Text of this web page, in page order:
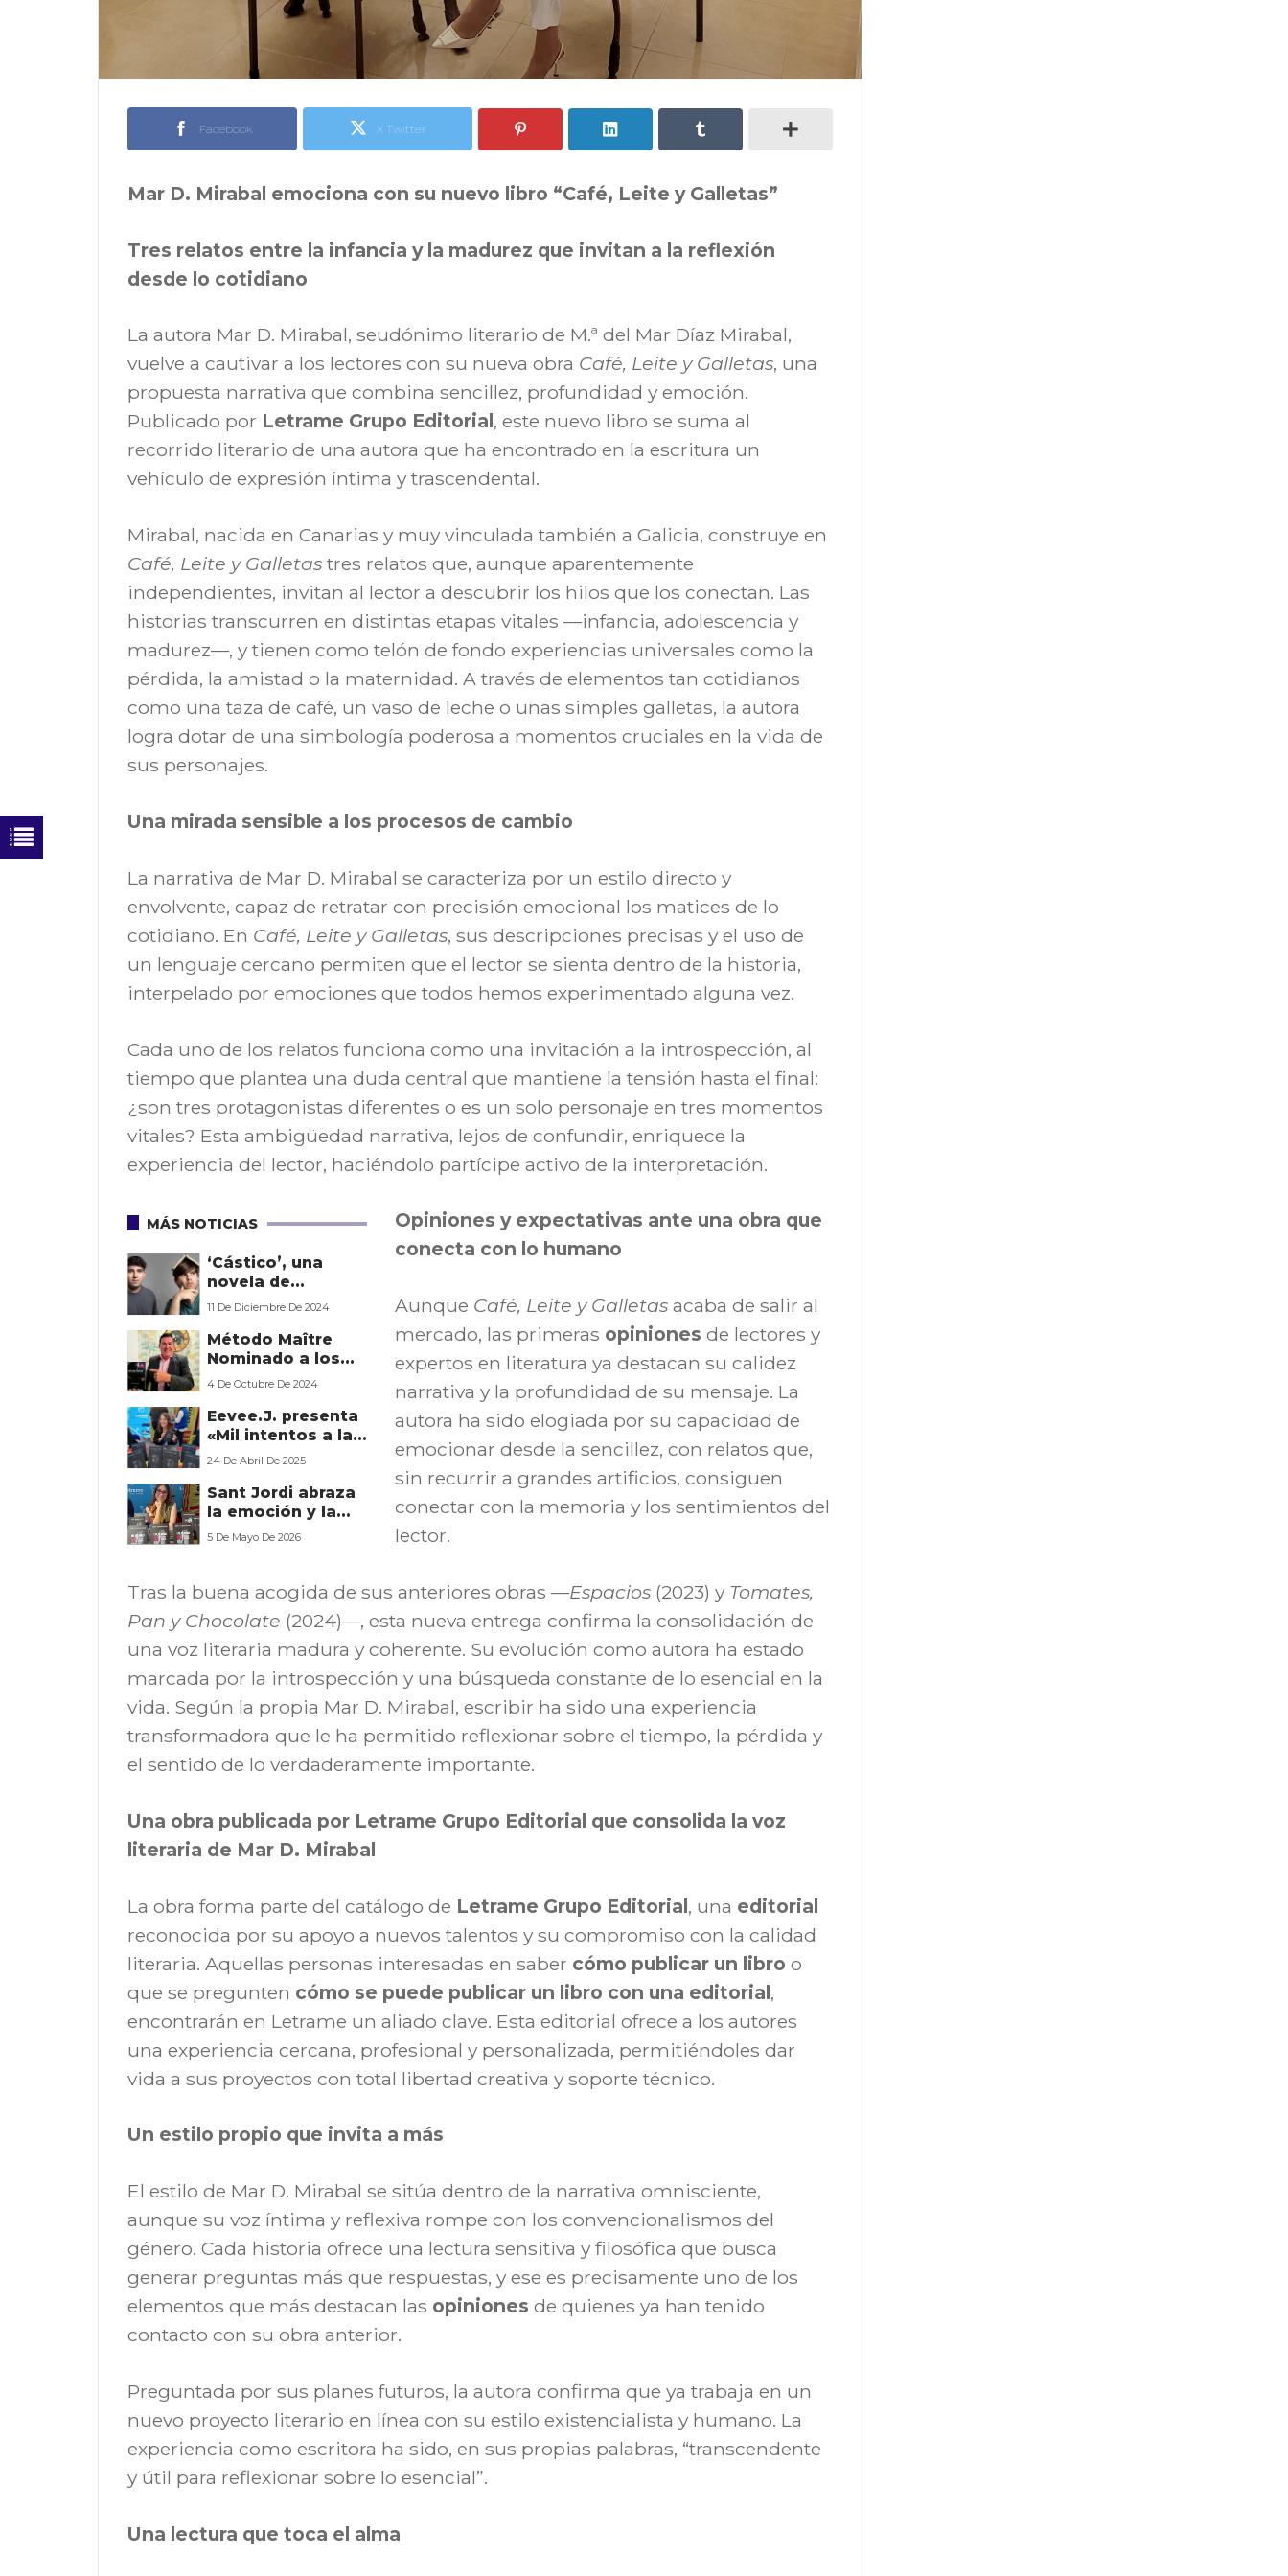
Facebook X Twitter
Mar D. Mirabal emociona con su nuevo libro “Café, Leite y Galletas”
Tres relatos entre la infancia y la madurez que invitan a la reflexión
desde lo cotidiano
La autora Mar D. Mirabal, seudónimo literario de M.ª del Mar Díaz Mirabal,
vuelve a cautivar a los lectores con su nueva obra Café, Leite y Galletas, una
propuesta narrativa que combina sencillez, profundidad y emoción.
Publicado por Letrame Grupo Editorial, este nuevo libro se suma al
recorrido literario de una autora que ha encontrado en la escritura un
vehículo de expresión íntima y trascendental.
Mirabal, nacida en Canarias y muy vinculada también a Galicia, construye en
Café, Leite y Galletas tres relatos que, aunque aparentemente
independientes, invitan al lector a descubrir los hilos que los conectan. Las
historias transcurren en distintas etapas vitales —infancia, adolescencia y
madurez—, y tienen como telón de fondo experiencias universales como la
pérdida, la amistad o la maternidad. A través de elementos tan cotidianos
como una taza de café, un vaso de leche o unas simples galletas, la autora
logra dotar de una simbología poderosa a momentos cruciales en la vida de
sus personajes.
Una mirada sensible a los procesos de cambio
La narrativa de Mar D. Mirabal se caracteriza por un estilo directo y
envolvente, capaz de retratar con precisión emocional los matices de lo
cotidiano. En Café, Leite y Galletas, sus descripciones precisas y el uso de
un lenguaje cercano permiten que el lector se sienta dentro de la historia,
interpelado por emociones que todos hemos experimentado alguna vez.
Cada uno de los relatos funciona como una invitación a la introspección, al
tiempo que plantea una duda central que mantiene la tensión hasta el final:
¿son tres protagonistas diferentes o es un solo personaje en tres momentos
vitales? Esta ambigüedad narrativa, lejos de confundir, enriquece la
experiencia del lector, haciéndolo partícipe activo de la interpretación.
MÁS NOTICIAS
‘Cástico’, una
novela de
suspense que
primera página
11 De Diciembre De 2024
Método Maître
Nominado a los
Gourmand World
4 De Octubre De 2024
Eevee.J. presenta
«Mil intentos a la
vida» en Sant
Editorial Letrame
24 De Abril De 2025
Sant Jordi abraza
la emoción y la
introspección:
palabras NO se las
lleva el viento”
5 De Mayo De 2026
Opiniones y expectativas ante una obra que
conecta con lo humano
Aunque Café, Leite y Galletasacaba de salir al
mercado, las primeras opiniones de lectores y
expertos en literatura ya destacan su calidez
narrativa y la profundidad de su mensaje. La
autora ha sido elogiada por su capacidad de
emocionar desde la sencillez, con relatos que,
sin recurrir a grandes artificios, consiguen
conectar con la memoria y los sentimientos del
lector.
Tras la buena acogida de sus anteriores obras —Espacios (2023) y Tomates,
Pan y Chocolate (2024)—, esta nueva entrega confirma la consolidación de
una voz literaria madura y coherente. Su evolución como autora ha estado
marcada por la introspección y una búsqueda constante de lo esencial en la
vida. Según la propia Mar D. Mirabal, escribir ha sido una experiencia
transformadora que le ha permitido reflexionar sobre el tiempo, la pérdida y
el sentido de lo verdaderamente importante.
Una obra publicada por Letrame Grupo Editorial que consolida la voz
literaria de Mar D. Mirabal
La obra forma parte del catálogo de Letrame Grupo Editorial, una editorial
reconocida por su apoyo a nuevos talentos y su compromiso con la calidad
literaria. Aquellas personas interesadas en saber cómo publicar un libro o
que se pregunten cómo se puede publicar un libro con una editorial,
encontrarán en Letrame un aliado clave. Esta editorial ofrece a los autores
una experiencia cercana, profesional y personalizada, permitiéndoles dar
vida a sus proyectos con total libertad creativa y soporte técnico.
Un estilo propio que invita a más
El estilo de Mar D. Mirabal se sitúa dentro de la narrativa omnisciente,
aunque su voz íntima y reflexiva rompe con los convencionalismos del
género. Cada historia ofrece una lectura sensitiva y filosófica que busca
generar preguntas más que respuestas, y ese es precisamente uno de los
elementos que más destacan las opiniones de quienes ya han tenido
contacto con su obra anterior.
Preguntada por sus planes futuros, la autora confirma que ya trabaja en un
nuevo proyecto literario en línea con su estilo existencialista y humano. La
experiencia como escritora ha sido, en sus propias palabras, “transcendente
y útil para reflexionar sobre lo esencial”.
Una lectura que toca el alma